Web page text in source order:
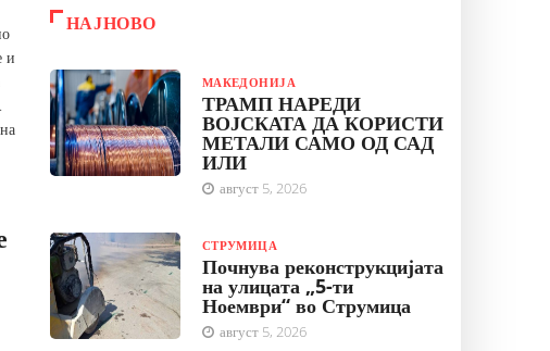
и
НАЈНОВО
МАКЕДОНИЈА
ТРАМП НАРЕДИ
ВОЈСКАТА ДА КОРИСТИ
МЕТАЛИ САМО ОД САД
ИЛИ
август 5, 2026
СТРУМИЦА
Почнува реконструкцијата
на улицата „5-ти
Ноември“ во Струмица
август 5, 2026